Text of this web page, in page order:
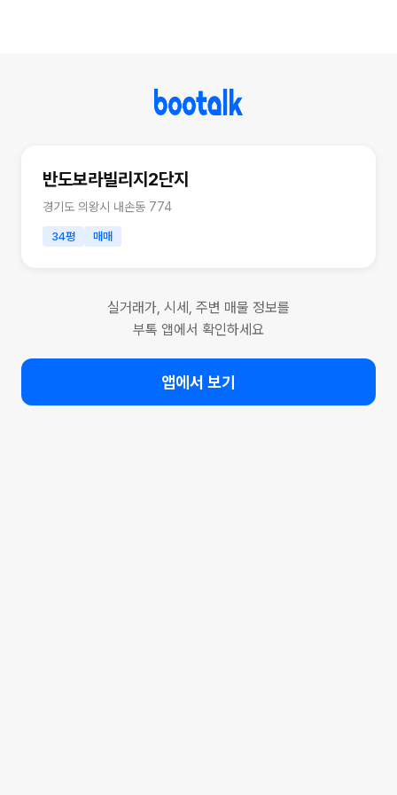
반도보라빌리지2단지
경기도 의왕시 내손동 774
34평 매매
실거래가, 시세, 주변 매물 정보를
부톡 앱에서 확인하세요
앱에서 보기